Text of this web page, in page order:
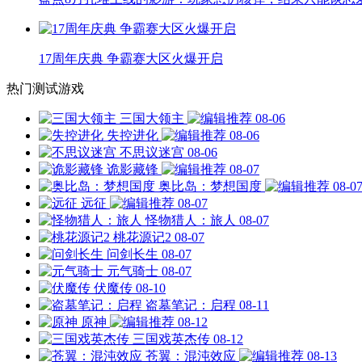
17周年庆典 争霸赛大区火爆开启
热门测试游戏
三国大领主
08-06
失控进化
08-06
不思议迷宫 08-06
诡影藏锋
08-07
奥比岛：梦想国度
08-07
远征
08-07
怪物猎人：旅人 08-07
桃花源记2 08-07
问剑长生 08-07
元气骑士 08-07
伏魔传 08-10
盗墓笔记：启程 08-11
原神
08-12
三国戏英杰传 08-12
苍翼：混沌效应
08-13